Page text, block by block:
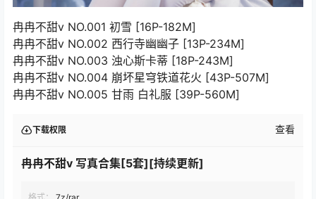
冉冉不甜v NO.001 初雪 [16P-182M]
冉冉不甜v NO.002 西行寺幽幽子 [13P-234M]
冉冉不甜v NO.003 浊心斯卡蒂 [18P-243M]
冉冉不甜v NO.004 崩坏星穹铁道花火 [43P-507M]
冉冉不甜v NO.005 甘雨 白礼服 [39P-560M]
下载权限 查看
冉冉不甜v 写真合集[5套][持续更新]